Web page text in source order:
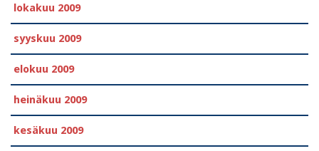
lokakuu 2009
syyskuu 2009
elokuu 2009
heinäkuu 2009
kesäkuu 2009